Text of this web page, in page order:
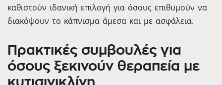
καθιστούν ιδανική επιλογή για όσους επιθυμούν να
διακόψουν το κάπνισμα άμεσα και με ασφάλεια.
Πρακτικές συμβουλές για
όσους ξεκινούν θεραπεία με
κυτισινικλίνη